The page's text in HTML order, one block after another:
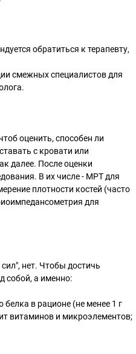
обратиться к терапевту,
смежных специалистов для
оценить, способен ли
с кровати или
далее. После оценки
В их числе - МРТ для
плотности костей (часто
для
нет. Чтобы достичь
собой, а именно:
белка в рационе (не менее 1 г
витаминов и микроэлементов;